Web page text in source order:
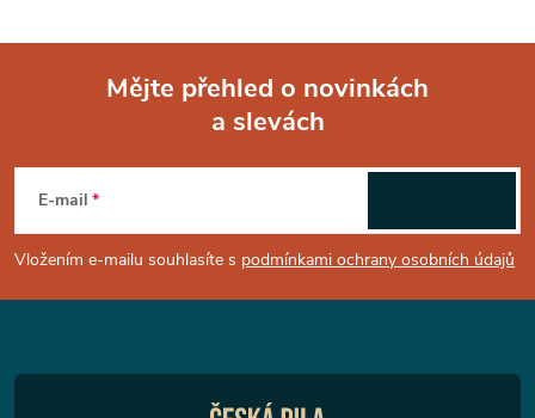
p
a
t
Mějte přehled o novinkách
a slevách
E-mail
Vložením e-mailu souhlasíte s podmínkami ochrany osobních údajů